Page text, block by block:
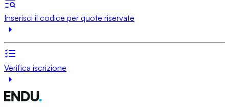
Inserisci il codice per quote riservate
Verifica iscrizione